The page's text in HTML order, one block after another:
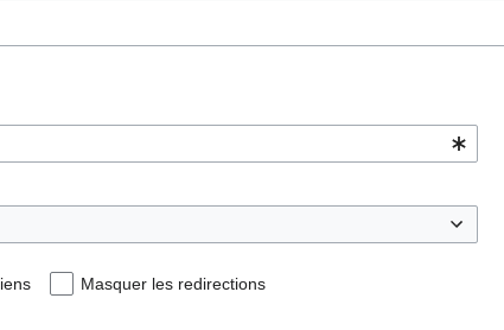
Masquer les redirections